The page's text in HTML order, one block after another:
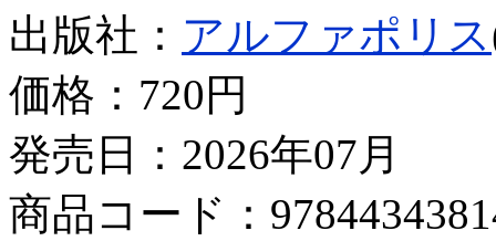
出版社： アルファポリス
価格： 720円
発売日：2026年07月
商品コード：